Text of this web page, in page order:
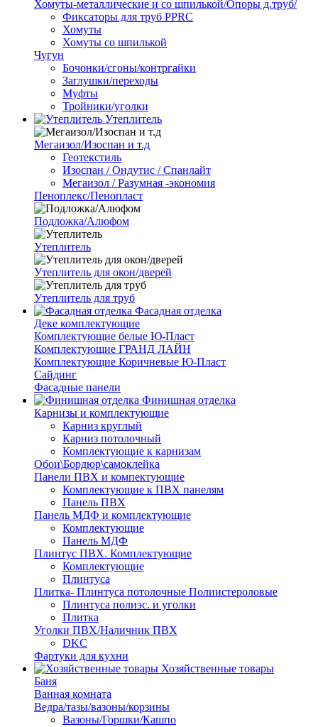
Хомуты-металлические и со шпилькой/Опоры д.труб/
Фиксаторы для труб PPRC
Хомуты
Хомуты со шпилькой
Чугун
Бочонки/сгоны/контргайки
Заглушки/переходы
Муфты
Тройники/уголки
Утеплитель
Мегаизол/Изоспан и т.д
Геотекстиль
Изоспан / Ондутис / Спанлайт
Мегаизол / Разумная -экономия
Пеноплекс/Пенопласт
Подложка/Алюфом
Утеплитель
Утеплитель для окон/дверей
Утеплитель для труб
Фасадная отделка
Деке комплектующие
Комплектующие белые Ю-Пласт
Комплектующие ГРАНД ЛАЙН
Комплектующие Коричневые Ю-Пласт
Сайдинг
Фасадные панели
Финишная отделка
Карнизы и комплектующие
Карниз круглый
Карниз потолочный
Комплектующие к карнизам
Обои\Бордюр\самоклейка
Панели ПВХ и компектующие
Комплектующие к ПВХ панелям
Панель ПВХ
Панель МДФ и комплектующие
Комплектующие
Панель МДФ
Плинтус ПВХ. Комплектующие
Комплектующие
Плинтуса
Плитка- Плинтуса потолочные Полиистероловые
Плинтуса полиэс. и уголки
Плитка
Уголки ПВХ/Наличник ПВХ
DKC
Фартуки для кухни
Хозяйственные товары
Баня
Ванная комната
Ведра/тазы/вазоны/корзины
Вазоны/Горшки/Кашпо